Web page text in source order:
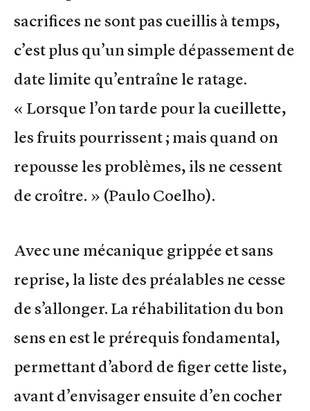
sacrifices ne sont pas cueillis à temps,
c’est plus qu’un simple dépassement de
date limite qu’entraîne le ratage.
« Lorsque l’on tarde pour la cueillette,
les fruits pourrissent ; mais quand on
repousse les problèmes, ils ne cessent
de croître. » (Paulo Coelho).
Avec une mécanique grippée et sans
reprise, la liste des préalables ne cesse
de s’allonger. La réhabilitation du bon
sens en est le prérequis fondamental,
permettant d’abord de figer cette liste,
avant d’envisager ensuite d’en cocher